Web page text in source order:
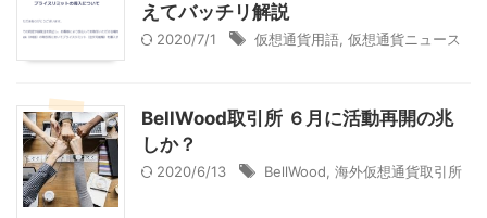
えてバッチリ解説
2020/7/1 仮想通貨用語 仮想通貨ニュース
BellWood取引所 ６月に活動再開の兆
しか？
2020/6/13 BellWood 海外仮想通貨取引所